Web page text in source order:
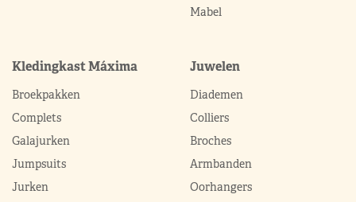
Mabel
Kledingkast Máxima
Broekpakken
Complets
Galajurken
Jumpsuits
Jurken
Juwelen
Diademen
Colliers
Broches
Armbanden
Oorhangers